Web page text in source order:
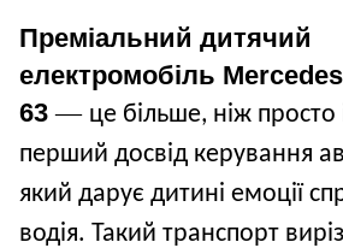
Преміальний дитячий
електромобіль
63 — це більше, ніж
перший досвід керування
який дарує дитині емоції
водія. Такий транспорт